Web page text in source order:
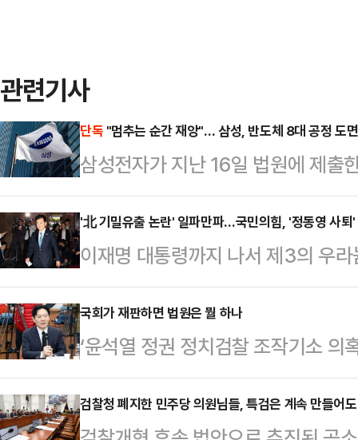
관련기사
단독 "멈추는 순간 재앙"… 삼성, 반도체 8대 공정 도
삼성전자가 지난 16일 법원에 제출
는 사측의 위기감을 뒷받침하는 총
증)가 포함된 것으로 확인됐다. 삼
될 경우 발생할 수 있는 경제적·물
측은 과거 삼성전자 기흥·평택 공
장 화재 사례 등을 증거로 제출하며
원에서 수조원의 피해가 발생한다
함께 제출해 이번…
'北 기밀유출 논란' 일파만파…국민의힘, '정동영 사퇴'
이재명 대통령까지 나서 제3의 우
부 장관의 기밀 유출 논란 대응에
끌어올렸다. 이번 사안을 역대급 외
을 촉구하는 한편 사퇴 압박까지 전
21일 페이스북에 이 대통령이 정동
호한 것을 두고 "미국과 헤어질 결
국회가 재판하면 법원은 뭘 하나
‘윤석열 정권 정치검찰 조작기소 의
도 진행 중이다. 이미 법원에 넘겨
더불어민주당이 ‘조작기소 의혹사
검찰청 폐지한 민주당 의원님들, 특검은 계속 만들어